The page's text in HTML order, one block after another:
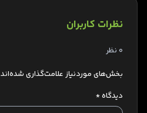
نظرات کاربران
0 نظر
بخش‌های موردنیاز علامت‌گذاری شده‌اند
دیدگاه*